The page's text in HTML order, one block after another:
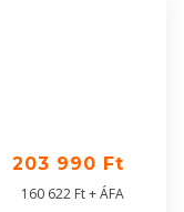
203 990 Ft
160 622 Ft + ÁFA